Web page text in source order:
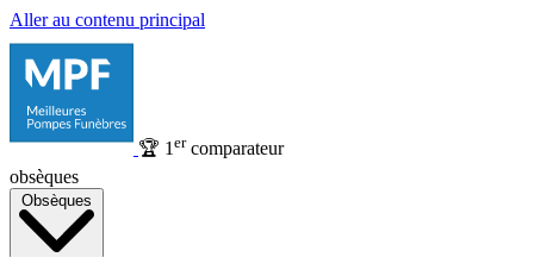
Aller au contenu principal
🏆 1 ercomparateur
obsèques
Obsèques